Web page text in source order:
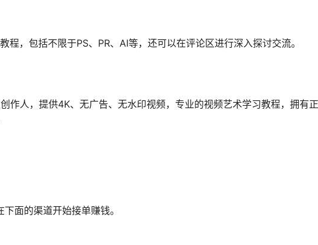
程，包括不限于PS、PR、AI等，还可以在评论区进行深入探讨交流。
作人，提供4K、无广告、无水印视频，专业的视频艺术学习教程，拥有
面的渠道开始接单赚钱。